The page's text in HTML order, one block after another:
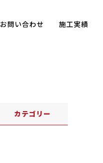
お問い合わせ 施工実績
カテゴリー